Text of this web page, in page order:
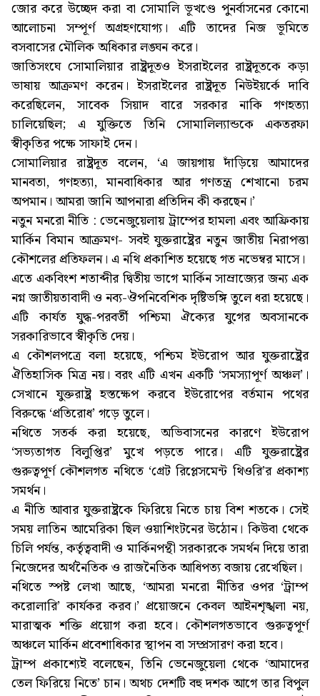
জোর করে উচ্ছেদ করা বা সোমালি ভূখণ্ডে পুনর্বাসনের কোনো
আলোচনা সম্পূর্ণ অগ্রহণযোগ্য। এটি তাদের নিজ ভূমিতে
বসবাসের মৌলিক অধিকার লঙ্ঘন করে।
জাতিসংঘে সোমালিয়ার রাষ্ট্রদূতও ইসরাইলের রাষ্ট্রদূতকে কড়া
ভাষায় আক্রমণ করেন। ইসরাইলের রাষ্ট্রদূত নিউইয়র্কে দাবি
করেছিলেন, সাবেক সিয়াদ বারে সরকার নাকি গণহত্যা
চালিয়েছিল; এ যুক্তিতে তিনি সোমালিল্যান্ডকে একতরফা
স্বীকৃতির পক্ষে সাফাই দেন।
সোমালিয়ার রাষ্ট্রদূত বলেন, ‘এ জায়গায় দাঁড়িয়ে আমাদের
মানবতা, গণহত্যা, মানবাধিকার আর গণতন্ত্র শেখানো চরম
অপমান। আমরা জানি আপনারা প্রতিদিন কী করছেন।’
নতুন মনরো নীতি : ভেনেজুয়েলায় ট্রাম্পের হামলা এবং আফ্রিকায়
মার্কিন বিমান আক্রমণ- সবই যুক্তরাষ্ট্রের নতুন জাতীয় নিরাপত্তা
কৌশলের প্রতিফলন। এ নথি প্রকাশিত হয়েছে গত নভেম্বর মাসে।
এতে একবিংশ শতাব্দীর দ্বিতীয় ভাগে মার্কিন সাম্রাজ্যের জন্য এক
নগ্ন জাতীয়তাবাদী ও নব্য-ঔপনিবেশিক দৃষ্টিভঙ্গি তুলে ধরা হয়েছে।
এটি কার্যত যুদ্ধ-পরবর্তী পশ্চিমা ঐক্যের যুগের অবসানকে
সরকারিভাবে স্বীকৃতি দেয়।
এ কৌশলপত্রে বলা হয়েছে, পশ্চিম ইউরোপ আর যুক্তরাষ্ট্রের
ঐতিহাসিক মিত্র নয়। বরং এটি এখন একটি ‘সমস্যাপূর্ণ অঞ্চল’।
সেখানে যুক্তরাষ্ট্র হস্তক্ষেপ করবে ইউরোপের বর্তমান পথের
বিরুদ্ধে ‘প্রতিরোধ’ গড়ে তুলে।
নথিতে সতর্ক করা হয়েছে, অভিবাসনের কারণে ইউরোপ
‘সভ্যতাগত বিলুপ্তির’ মুখে পড়তে পারে। এটি যুক্তরাষ্ট্রের
গুরুত্বপূর্ণ কৌশলগত নথিতে ‘গ্রেট রিপ্লেসমেন্ট থিওরি’র প্রকাশ্য
সমর্থন।
এ নীতি আবার যুক্তরাষ্ট্রকে ফিরিয়ে নিতে চায় বিশ শতকে। সেই
সময় লাতিন আমেরিকা ছিল ওয়াশিংটনের উঠোন। কিউবা থেকে
চিলি পর্যন্ত, কর্তৃত্ববাদী ও মার্কিনপন্থী সরকারকে সমর্থন দিয়ে তারা
নিজেদের অর্থনৈতিক ও রাজনৈতিক আধিপত্য বজায় রেখেছিল।
নথিতে স্পষ্ট লেখা আছে, ‘আমরা মনরো নীতির ওপর ‘ট্রাম্প
করোলারি’ কার্যকর করব।’ প্রয়োজনে কেবল আইনশৃঙ্খলা নয়,
মারাত্মক শক্তি প্রয়োগ করা হবে। কৌশলগতভাবে গুরুত্বপূর্ণ
অঞ্চলে মার্কিন প্রবেশাধিকার স্থাপন বা সম্প্রসারণ করা হবে।
ট্রাম্প প্রকাশ্যেই বলেছেন, তিনি ভেনেজুয়েলা থেকে ‘আমাদের
তেল ফিরিয়ে নিতে’ চান। অথচ দেশটি বহু দশক আগে তার বিপুল